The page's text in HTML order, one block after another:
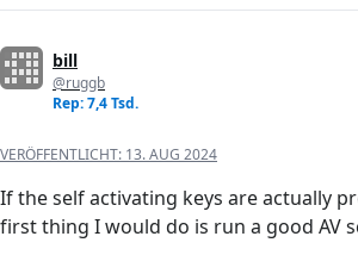
bill
@ruggb
Rep: 7,4 Tsd.
VERÖFFENTLICHT: 13. AUG 2024
If the self activating keys are actually
first thing I would do is run a good AV